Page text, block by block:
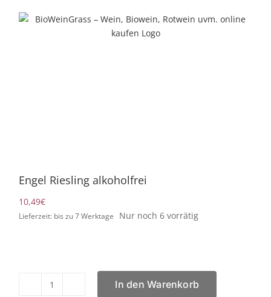
Inhalt
Engel Riesling alkoholfrei
10,49€
Lieferzeit: bis zu 7 Werktage Nur noch 6 vorrätig
Engel
In den Warenkorb